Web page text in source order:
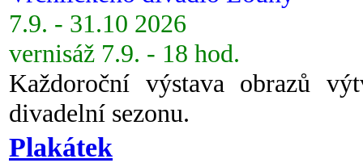
7.9. - 31.10 2026
vernisáž 7.9. - 18 hod.
Každoroční výstava obrazů
divadelní sezonu.
Plakátek